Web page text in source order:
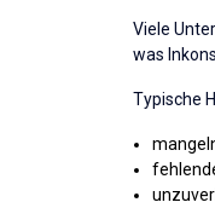
Viele
was
Typische